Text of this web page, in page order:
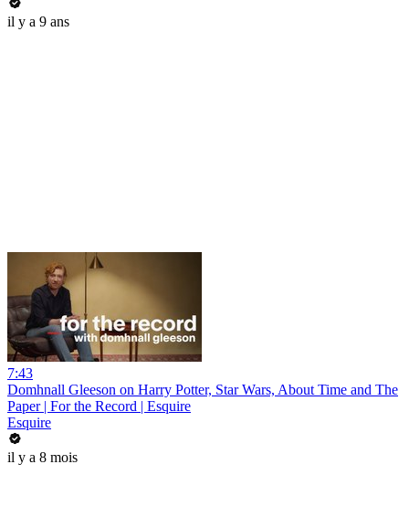
il y a 9 ans
7:43
Domhnall Gleeson on Harry Potter, Star Wars, About Time and The
Paper | For the Record | Esquire
Esquire
il y a 8 mois